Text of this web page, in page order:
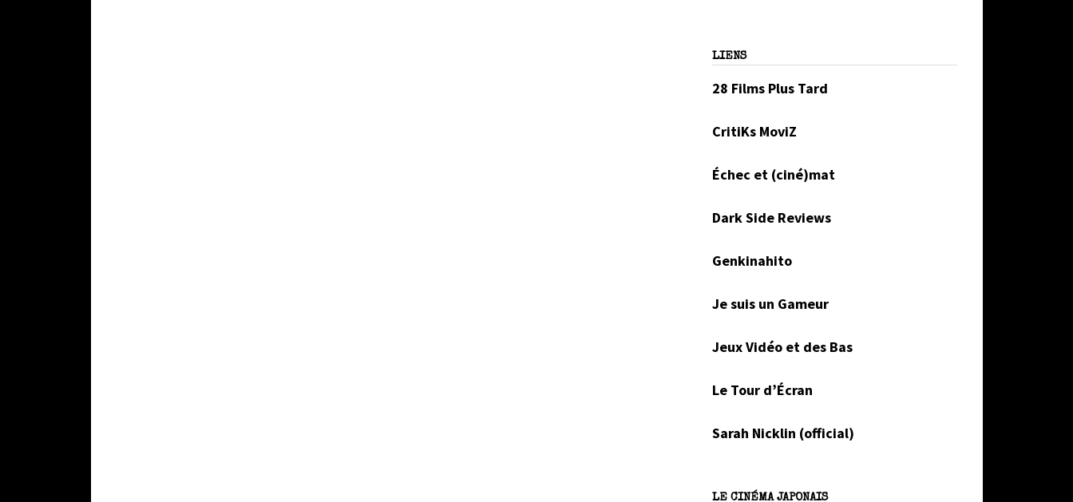
LIENS
28 Films Plus Tard
CritiKs MoviZ
Échec et (ciné)mat
Dark Side Reviews
Genkinahito
Je suis un Gameur
Jeux Vidéo et des Bas
Le Tour d’Écran
Sarah Nicklin (official)
LE CINÉMA JAPONAIS